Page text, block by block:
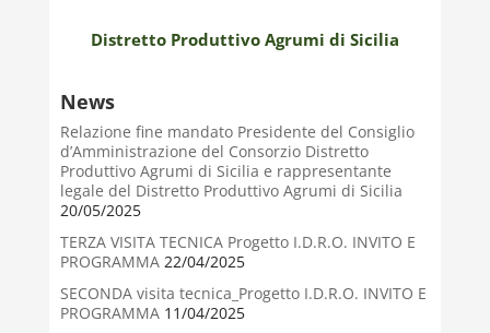
Distretto Produttivo Agrumi di Sicilia
News
Relazione fine mandato Presidente del Consiglio
d’Amministrazione del Consorzio Distretto
Produttivo Agrumi di Sicilia e rappresentante
legale del Distretto Produttivo Agrumi di Sicilia
20/05/2025
TERZA VISITA TECNICA Progetto I.D.R.O. INVITO E
PROGRAMMA22/04/2025
SECONDA visita tecnica_Progetto I.D.R.O. INVITO E
PROGRAMMA11/04/2025